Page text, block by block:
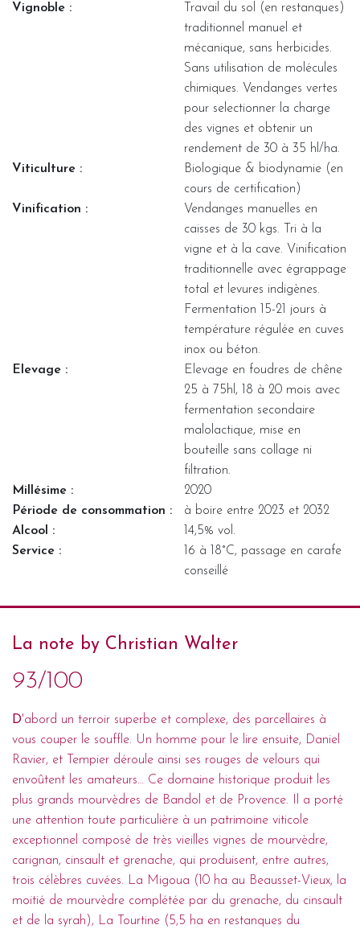
La note by Christian Walter
93/100
D'abord un terroir superbe et complexe, des parcellaires à
vous couper le souffle. Un homme pour le lire ensuite, Daniel
Ravier, et Tempier déroule ainsi ses rouges de velours qui
envoûtent les amateurs… Ce domaine historique produit les
plus grands mourvèdres de Bandol et de Provence. Il a porté
une attention toute particulière à un patrimoine viticole
exceptionnel composé de très vieilles vignes de mourvèdre,
carignan, cinsault et grenache, qui produisent, entre autres,
trois célèbres cuvées. La Migoua (10 ha au Beausset-Vieux, la
moitié de mourvèdre complétée par du grenache, du cinsault
et de la syrah), La Tourtine (5,5 ha en restanques du
Vignoble :
Travail du sol (en restanques)
traditionnel manuel et
mécanique, sans herbicides.
Sans utilisation de molécules
chimiques. Vendanges vertes
pour selectionner la charge
des vignes et obtenir un
rendement de 30 à 35 hl/ha.
Viticulture :
Biologique & biodynamie (en
cours de certification)
Vinification :
Vendanges manuelles en
caisses de 30 kgs. Tri à la
vigne et à la cave. Vinification
traditionnelle avec égrappage
total et levures indigènes.
Fermentation 15-21 jours à
température régulée en cuves
inox ou béton.
Elevage :
Elevage en foudres de chêne
25 à 75hl, 18 à 20 mois avec
fermentation secondaire
malolactique, mise en
bouteille sans collage ni
filtration.
Millésime :
2020
Période de consommation :
à boire entre 2023 et 2032
Alcool :
14,5% vol.
Service :
16 à 18°C, passage en carafe
conseillé